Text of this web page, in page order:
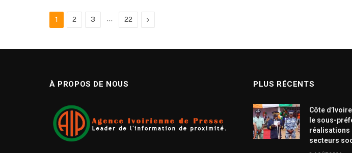
1 2 3 … 22 Next
À PROPOS DE NOUS PLUS RÉCENTS
Côte
le sous-
réalisations
secteurs